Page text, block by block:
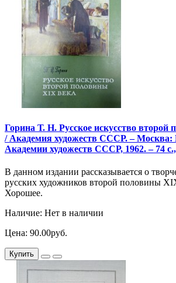
Горина Т. Н. Русское искусство
/ Академия художеств СССР. – Москва:
Академии художеств СССР, 1962. – 74
В данном издании рассказывается о
русских художников второй половины
Хорошее.
Наличие: Нет в наличии
Цена: 90.00руб.
Купить